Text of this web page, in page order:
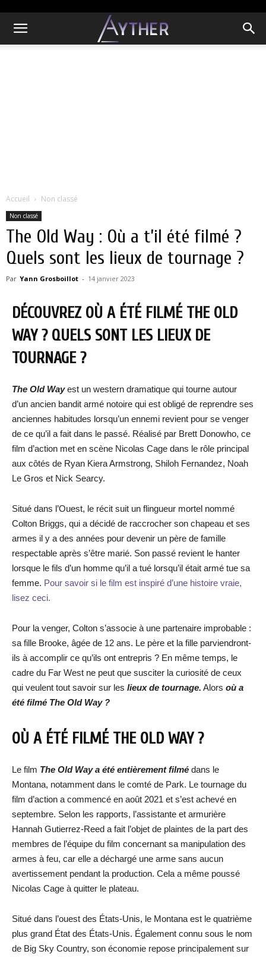
Accueil Non classé
Non classé
The Old Way : Où a t’il été filmé ?
Quels sont les lieux de tournage ?
Par Yann Grosboillot - 14 janvier 2023
DÉCOUVREZ OÙ A ÉTÉ FILMÉ THE OLD
WAY ? QUELS SONT LES LIEUX DE
TOURNAGE ?
The Old Wayest un western dramatique qui tourne autour
d’un ancien bandit armé notoire qui est obligé de reprendre ses
anciennes habitudes lorsqu’un ennemi revient pour se venger
de ce qu’il a fait dans le passé. Réalisé par Brett Donowho, ce
film d’action met en scène Nicolas Cage dans le rôle principal
aux côtés de Ryan Kiera Armstrong, Shiloh Fernandez, Noah
Le Gros et Nick Searcy.
Situé dans l’Ouest, le récit suit un flingueur mortel nommé
Colton Briggs, qui a décidé de raccrocher son chapeau et ses
armes il y a des années pour devenir un père de famille
respectable après s’être marié. Son passé revient le hanter
lorsque le fils d’un homme qu’il a tué lorsqu’il était armé tue sa
femme. Pour savoir si le film est inspiré d’une histoire vraie,
lisez ceci.
Pour la venger, Colton s’associe à une partenaire improbable :
sa fille Brooke, âgée de 12 ans. Le père et la fille parviendront-
ils à accomplir ce qu’ils ont entrepris ? En même temps, le
cadre du Far West ne peut que susciter la curiosité de ceux
qui veulent tout savoir sur les lieux de tournage. Alors où a
été filmé The Old Way ?
OÙ A ÉTÉ FILMÉ THE OLD WAY ?
Le film The Old Way a été entièrement filmé dans le
Montana, notamment dans le comté de Park. Le tournage du
film d’action a commencé en août 2021 et s’est achevé en
septembre. Selon les rapports, l’assistante et armurière
Hannah Gutierrez-Reed a fait l’objet de plaintes de la part des
membres de l’équipe du film concernant sa manipulation des
armes à feu, car elle a déchargé une arme sans aucun
avertissement pendant la production. Cela a même poussé
Nicolas Cage à quitter le plateau.
Situé dans l’ouest des États-Unis, le Montana est le quatrième
plus grand État des États-Unis. Également connu sous le nom
de Big Sky Country, son économie repose principalement sur